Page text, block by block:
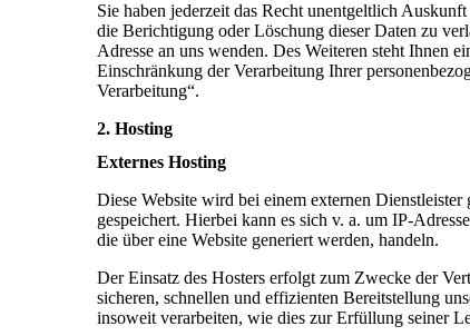
Sie haben jederzeit das Recht unentgeltlich
die Berichtigung oder Löschung dieser Daten zu
Adresse an uns wenden. Des Weiteren steht Ihnen
Einschränkung der Verarbeitung Ihrer
Verarbeitung“.
2. Hosting
Externes Hosting
Diese Website wird bei einem externen Dienstleister
gespeichert. Hierbei kann es sich v. a. um IP-
die über eine Website generiert werden, handeln.
Der Einsatz des Hosters erfolgt zum Zwecke der
sicheren, schnellen und effizienten Bereitstellung
insoweit verarbeiten, wie dies zur Erfüllung seiner